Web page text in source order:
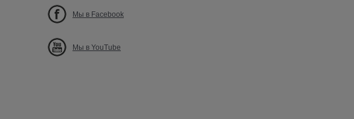
Мы в Facebook
Мы в YouTube